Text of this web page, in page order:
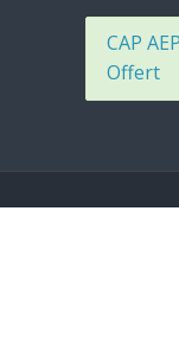
CAP
Offert